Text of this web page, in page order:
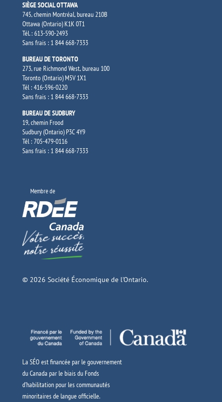
SIÈGE SOCIAL OTTAWA
745, chemin Montréal, bureau 210B
Ottawa (Ontario) K1K 0T1
Tél. : 613-590-2493
Sans frais : 1 844 668-7333
BUREAU DE TORONTO
273, rue Richmond West, bureau 100
Toronto (Ontario) M5V 1X1
Tél : 416-596-0220
Sans frais : 1 844 668-7333
BUREAU DE SUDBURY
19, chemin Frood
Sudbury (Ontario) P3C 4Y9
Tél : 705-479-0116
Sans frais : 1 844 668-7333
Membre de
© 2026 Société Économique de l'Ontario.
La SÉO est financée par le gouvernement
du Canada par le biais du Fonds
d’habilitation pour les communautés
minoritaires de langue officielle.